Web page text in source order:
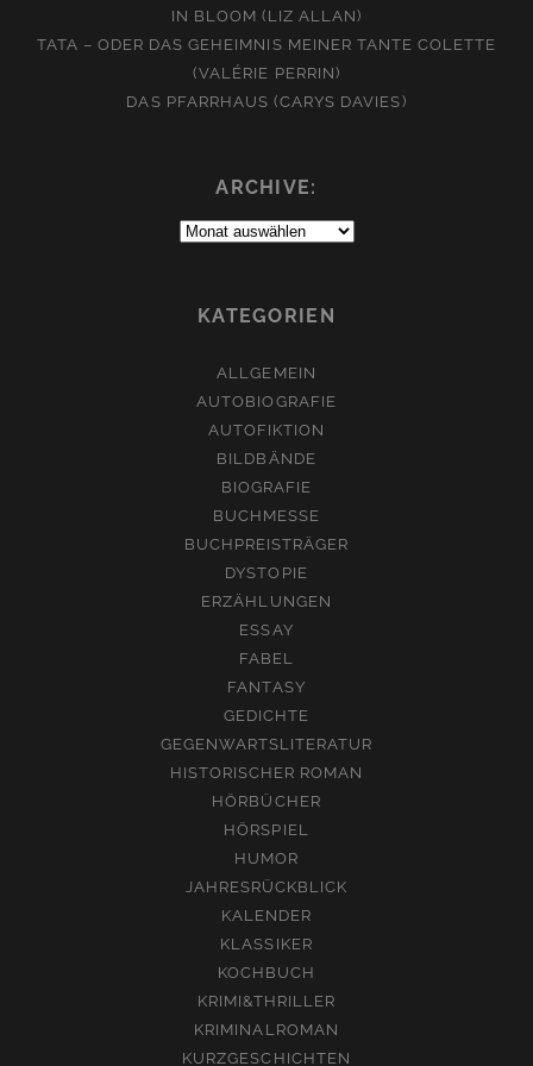
IN BLOOM (LIZ ALLAN)
TATA – ODER DAS GEHEIMNIS MEINER TANTE COLETTE
(VALÉRIE PERRIN)
DAS PFARRHAUS (CARYS DAVIES)
ARCHIVE:
Archive:
KATEGORIEN
ALLGEMEIN
AUTOBIOGRAFIE
AUTOFIKTION
BILDBÄNDE
BIOGRAFIE
BUCHMESSE
BUCHPREISTRÄGER
DYSTOPIE
ERZÄHLUNGEN
ESSAY
FABEL
FANTASY
GEDICHTE
GEGENWARTSLITERATUR
HISTORISCHER ROMAN
HÖRBÜCHER
HÖRSPIEL
HUMOR
JAHRESRÜCKBLICK
KALENDER
KLASSIKER
KOCHBUCH
KRIMI&THRILLER
KRIMINALROMAN
KURZGESCHICHTEN